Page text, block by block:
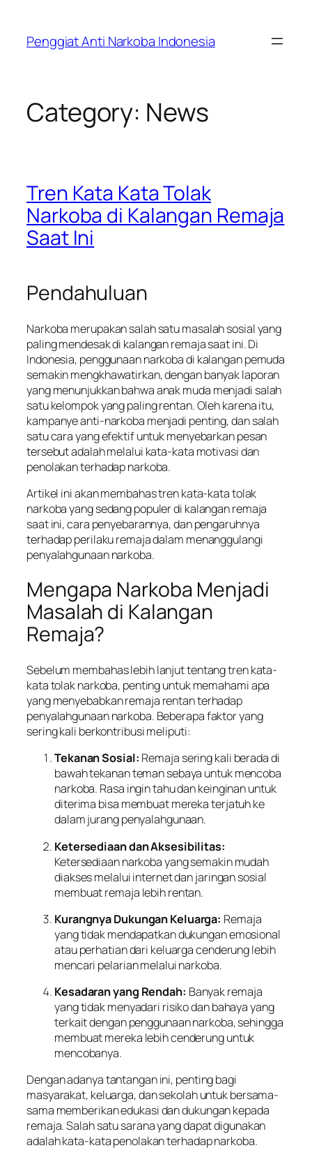
content
Penggiat Anti Narkoba Indonesia
Category: News
Tren Kata Kata Tolak
Narkoba di Kalangan Remaja
Saat Ini
Pendahuluan
Narkoba merupakan salah satu masalah sosial yang
paling mendesak di kalangan remaja saat ini. Di
Indonesia, penggunaan narkoba di kalangan pemuda
semakin mengkhawatirkan, dengan banyak laporan
yang menunjukkan bahwa anak muda menjadi salah
satu kelompok yang paling rentan. Oleh karena itu,
kampanye anti-narkoba menjadi penting, dan salah
satu cara yang efektif untuk menyebarkan pesan
tersebut adalah melalui kata-kata motivasi dan
penolakan terhadap narkoba.
Artikel ini akan membahas tren kata-kata tolak
narkoba yang sedang populer di kalangan remaja
saat ini, cara penyebarannya, dan pengaruhnya
terhadap perilaku remaja dalam menanggulangi
penyalahgunaan narkoba.
Mengapa Narkoba Menjadi
Masalah di Kalangan
Remaja?
Sebelum membahas lebih lanjut tentang tren kata-
kata tolak narkoba, penting untuk memahami apa
yang menyebabkan remaja rentan terhadap
penyalahgunaan narkoba. Beberapa faktor yang
sering kali berkontribusi meliputi:
Tekanan Sosial: Remaja sering kali berada di
bawah tekanan teman sebaya untuk mencoba
narkoba. Rasa ingin tahu dan keinginan untuk
diterima bisa membuat mereka terjatuh ke
dalam jurang penyalahgunaan.
Ketersediaan dan Aksesibilitas:
Ketersediaan narkoba yang semakin mudah
diakses melalui internet dan jaringan sosial
membuat remaja lebih rentan.
Kurangnya Dukungan Keluarga: Remaja
yang tidak mendapatkan dukungan emosional
atau perhatian dari keluarga cenderung lebih
mencari pelarian melalui narkoba.
Kesadaran yang Rendah: Banyak remaja
yang tidak menyadari risiko dan bahaya yang
terkait dengan penggunaan narkoba, sehingga
membuat mereka lebih cenderung untuk
mencobanya.
Dengan adanya tantangan ini, penting bagi
masyarakat, keluarga, dan sekolah untuk bersama-
sama memberikan edukasi dan dukungan kepada
remaja. Salah satu sarana yang dapat digunakan
adalah kata-kata penolakan terhadap narkoba.